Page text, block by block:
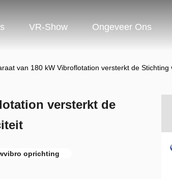
VR-Show Ongeveer Ons
van 180 kW Vibroflotation versterkt de
versterkt de
oprichting